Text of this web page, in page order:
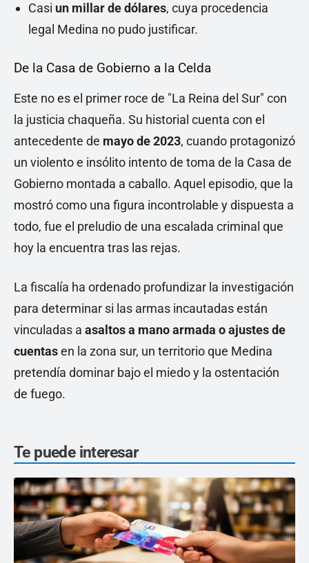
Casi un millar de dólares, cuya procedencia
legal Medina no pudo justificar.
De la Casa de Gobierno a la Celda
Este no es el primer roce de "La Reina del Sur" con
la justicia chaqueña. Su historial cuenta con el
antecedente de mayo de 2023, cuando protagonizó
un violento e insólito intento de toma de la Casa de
Gobierno montada a caballo. Aquel episodio, que la
mostró como una figura incontrolable y dispuesta a
todo, fue el preludio de una escalada criminal que
hoy la encuentra tras las rejas.
La fiscalía ha ordenado profundizar la investigación
para determinar si las armas incautadas están
vinculadas a asaltos a mano armada o ajustes de
cuentasen la zona sur, un territorio que Medina
pretendía dominar bajo el miedo y la ostentación
de fuego.
Te puede interesar